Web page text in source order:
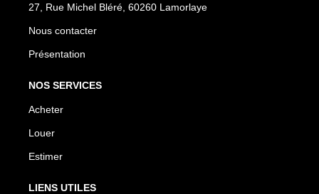
27, Rue Michel Bléré, 60260 Lamorlaye
Nous contacter
Présentation
NOS SERVICES
Acheter
Louer
Estimer
LIENS UTILES